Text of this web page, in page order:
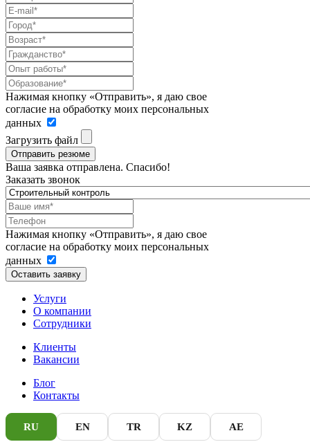
Нажимая кнопку «Отправить», я даю свое
согласие на обработку моих персональных
данных
Загрузить файл
Отправить резюме
Ваша заявка отправлена. Спасибо!
Заказать звонок
Нажимая кнопку «Отправить», я даю свое
согласие на обработку моих персональных
данных
Оставить заявку
Услуги
О компании
Сотрудники
Клиенты
Вакансии
Блог
Контакты
RU EN TR KZ AE